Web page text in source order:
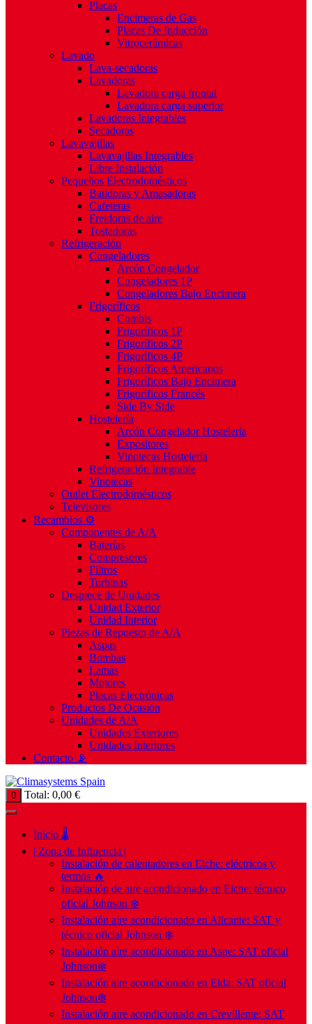
Placas
Encimeras de Gas
Placas De Inducción
Vitrocerámicas
Lavado
Lava-secadoras
Lavadoras
Lavadora carga frontal
Lavadora carga superior
Lavadoras Integrables
Secadoras
Lavavajillas
Lavavajillas Integrables
Libre Instalación
Pequeños Electrodomésticos
Batidoras y Amasadoras
Cafeteras
Freidoras de aire
Tostadoras
Refrigeración
Congeladores
Arcón Congelador
Congeladores 1P
Congeladores Bajo Encimera
Frigoríficos
Combis
Frigoríficos 1P
Frigoríficos 2P
Frigoríficos 4P
Frigoríficos Americanos
Frigoríficos Bajo Encimera
Frigoríficos Francés
Side By Side
Hostelería
Arcón Congelador Hostelería
Expositores
Vinotecas Hostelería
Refrigeración Integrable
Vinotecas
Outlet Electrodomésticos
Televisores
Recambios ⚙️
Componentes de A/A
Baterías
Compresores
Filtros
Turbinas
Despiece de Unidades
Unidad Exterior
Unidad Interior
Piezas de Repuesto de A/A
Aspas
Bombas
Lamas
Motores
Placas Electrónicas
Productos De Ocasión
Unidades de A/A
Unidades Exteriores
Unidades Interiores
Contacto 📡
0 Total: 0,00 €
Inicio 🌡️
| Zona de Influencia |
Instalación de calentadores en Elche: eléctricos y
termos 🔥
Instalación de aire acondicionado en Elche: técnico
oficial Johnson ❄️
Instalación aire acondicionado en Alicante: SAT y
técnico oficial Johnson ❄️
Instalación aire acondicionado en Aspe: SAT oficial
Johnson❄️
Instalación aire acondicionado en Elda: SAT oficial
Johnson❄️
Instalación aire acondicionado en Crevillente: SAT